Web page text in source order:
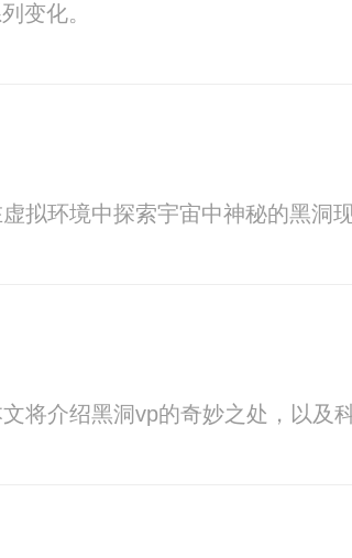
变化。
拟环境中探索宇宙中神秘的黑洞现
将介绍黑洞vp的奇妙之处，以及